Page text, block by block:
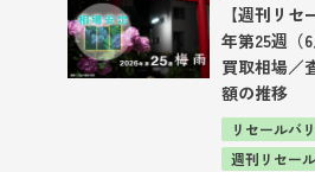
【週刊リ
年第25週（
買取相場／
額の推移
リセールバ
週刊リセー